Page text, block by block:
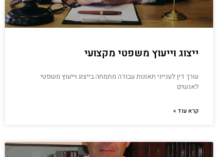
ייצוג וייעוץ משפטי מקצועי
עורך דין לענייני תאונות עבודה מתמחה בייצוג וייעוץ משפטי
לאנשים
קרא עוד »